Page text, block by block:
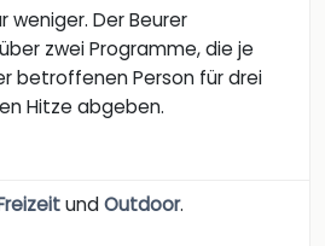
weniger. Der Beurer
zwei Programme, die je
betroffenen Person für drei
Hitze abgeben.
undOutdoor.